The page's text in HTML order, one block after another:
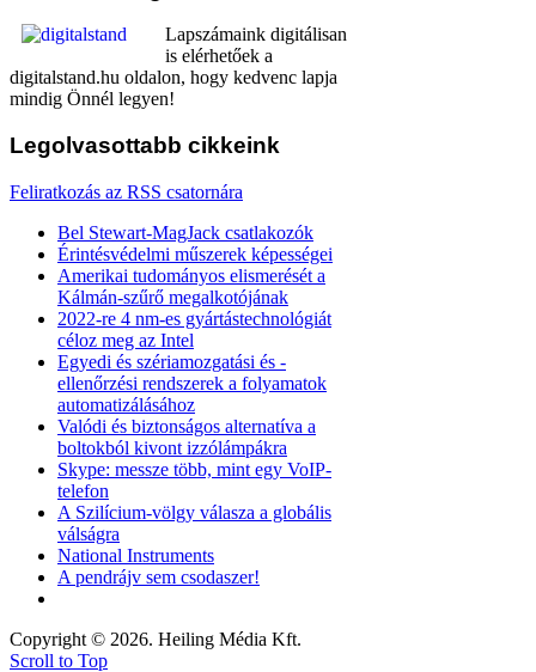
Lapszámaink digitálisan
is elérhetőek a
digitalstand.hu oldalon, hogy kedvenc lapja
mindig Önnél legyen!
Legolvasottabb cikkeink
Feliratkozás az RSS csatornára
Bel Stewart-MagJack csatlakozók
Érintésvédelmi műszerek képességei
Amerikai tudományos elismerését a
Kálmán-szűrő megalkotójának
2022-re 4 nm-es gyártástechnológiát
céloz meg az Intel
Egyedi és szériamozgatási és -
ellenőrzési rendszerek a folyamatok
automatizálásához
Valódi és biztonságos alternatíva a
boltokból kivont izzólámpákra
Skype: messze több, mint egy VoIP-
telefon
A Szilícium-völgy válasza a globális
válságra
National Instruments
A pendrájv sem csodaszer!
Copyright © 2026. Heiling Média Kft.
Scroll to Top